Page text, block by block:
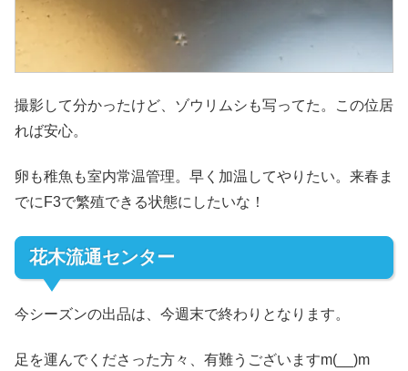
撮影して分かったけど、ゾウリムシも写ってた。この位居
れば安心。
卵も稚魚も室内常温管理。早く加温してやりたい。来春ま
でにF3で繁殖できる状態にしたいな！
花木流通センター
今シーズンの出品は、今週末で終わりとなります。
足を運んでくださった方々、有難うございますm(__)m